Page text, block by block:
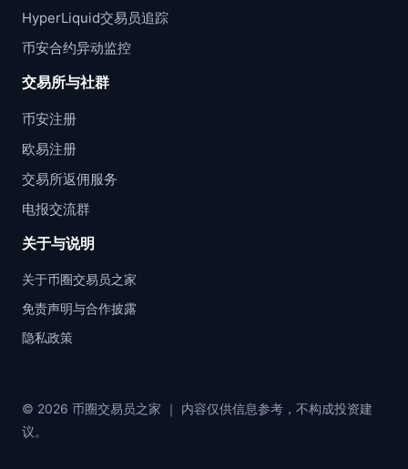
HyperLiquid交易员追踪
币安合约异动监控
交易所与社群
币安注册
欧易注册
交易所返佣服务
电报交流群
关于与说明
关于币圈交易员之家
免责声明与合作披露
隐私政策
© 2026 币圈交易员之家 ｜ 内容仅供信息参考，不构成投资建
议。